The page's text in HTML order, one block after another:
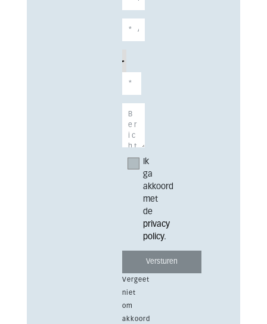
Ik
ga
akkoord
met
de
privacy
policy.
Vergeet
niet
om
akkoord